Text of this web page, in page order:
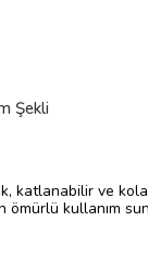
Şekli
katlanabilir ve
ömürlü kullanım